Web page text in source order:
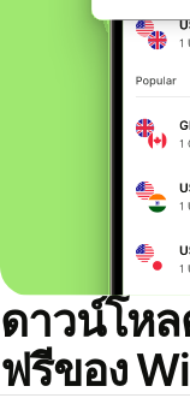
ดาวน์โห
ฟรีของ